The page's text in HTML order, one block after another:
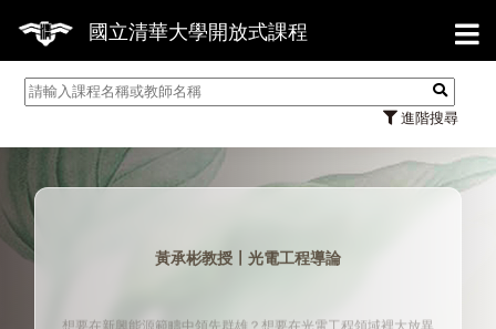
國立清華大學開放式課程
進階搜尋
【7/
黃承彬教授〡光電工程導論
彩？你的機會就在NTHU OCW 的光電工程導論中！【幽默風趣的